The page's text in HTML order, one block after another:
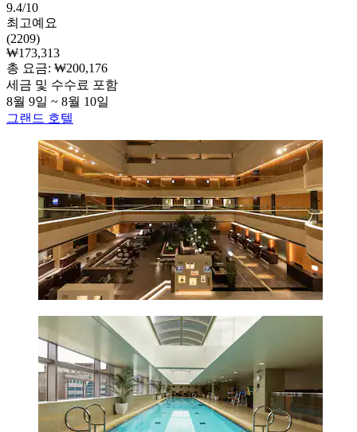
9.4/10
최고예요
(2209)
₩173,313
총 요금: ₩200,176
세금 및 수수료 포함
8월 9일 ~ 8월 10일
그랜드 호텔